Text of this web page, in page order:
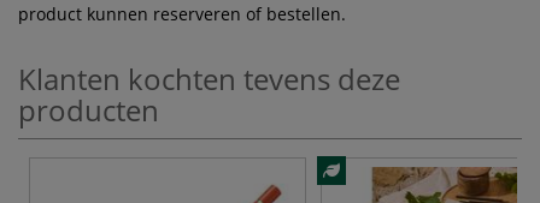
product kunnen reserveren of bestellen.
Klanten kochten tevens deze
producten